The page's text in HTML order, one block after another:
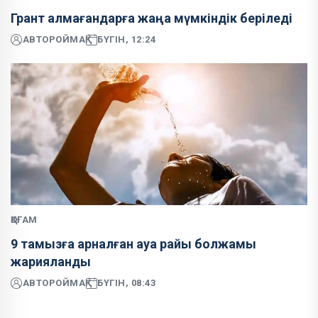
Грант алмағандарға жаңа мүмкіндік беріледі
АВТОРОЙМАҚ БҮГІН, 12:24
ҚОҒАМ
9 тамызға арналған ауа райы болжамы
жарияланды
АВТОРОЙМАҚ БҮГІН, 08:43